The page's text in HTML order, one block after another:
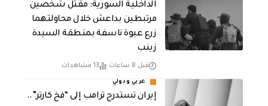
الداخلية السورية: مقتل شخصين
مرتبطين بداعش خلال محاولتهما
زرع عبوة ناسفة بمنطقة السيدة
زينب
قبل 8 ساعات 13 مشاهدات
عربي ودولي
إيران تستدرج ترامب إلى “فخ كارتر”..